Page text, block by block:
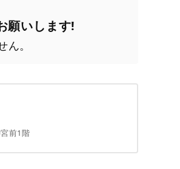
願いします!
。
前1階